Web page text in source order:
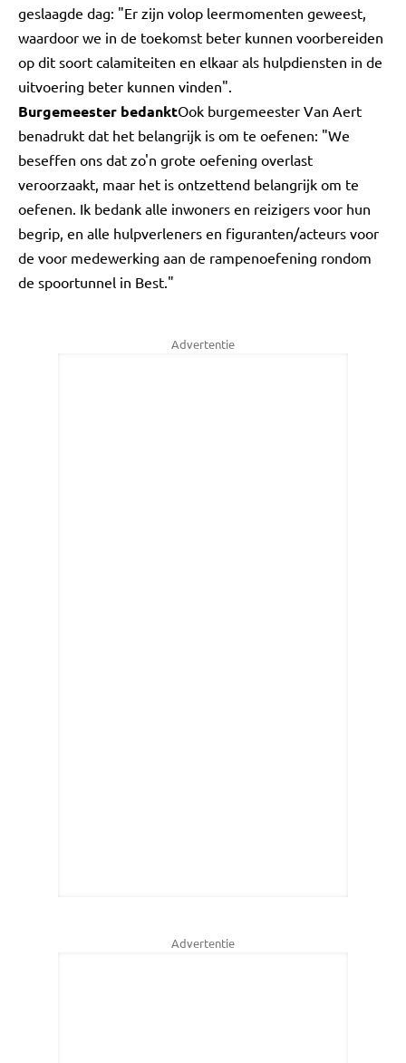
geslaagde dag: "Er zijn volop leermomenten geweest,
waardoor we in de toekomst beter kunnen voorbereiden
op dit soort calamiteiten en elkaar als hulpdiensten in de
uitvoering beter kunnen vinden".
Burgemeester bedanktOok burgemeester Van Aert
benadrukt dat het belangrijk is om te oefenen: "We
beseffen ons dat zo'n grote oefening overlast
veroorzaakt, maar het is ontzettend belangrijk om te
oefenen. Ik bedank alle inwoners en reizigers voor hun
begrip, en alle hulpverleners en figuranten/acteurs voor
de voor medewerking aan de rampenoefening rondom
de spoortunnel in Best."
Advertentie
Advertentie